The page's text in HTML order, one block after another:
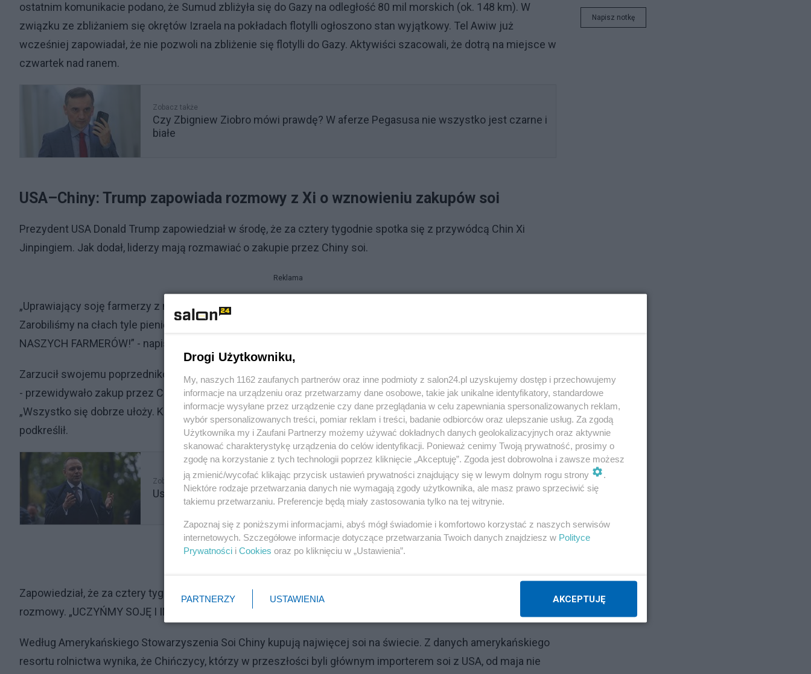
ostatnim komunikacie podano, że Sumud zbliżyła się do Gazy na odległość 80 mil morskich (ok. 148 km). W
związku ze zbliżaniem się okrętów Izraela na pokładach flotylli ogłoszono stan wyjątkowy. Tel Awiw już
wcześniej zapowiadał, że nie pozwoli na zbliżenie się flotylli do Gazy. Aktywiści szacowali, że dotrą na miejsce w
czwartek nad ranem.
Zobacz także
Czy Zbigniew Ziobro mówi prawdę? W aferze Pegasusa nie wszystko jest czarne i
białe
USA–Chiny: Trump zapowiada rozmowy z Xi o wznowieniu zakupów soi
Prezydent USA Donald Trump zapowiedział w środę, że za cztery tygodnie spotka się z przywódcą Chin Xi
Jinpingiem. Jak dodał, liderzy mają rozmawiać o zakupie przez Chiny soi.
Reklama
„Uprawiający soję farmerzy z naszego kraju cierpią, bo Chiny nie kupują tylko z powodu »negocjacji«.
Zarobiliśmy na cłach tyle pieniędzy, że niewielką część z nich damy naszym farmerom. NIGDY NIE ZAWIODĘ
NASZYCH FARMERÓW!” - napisał w serwisie Truth Social Trump.
Zarzucił swojemu poprzednikowi Joe Bidenowi, że nie wyegzekwował porozumienia z Chinami, które - jak dodał
- przewidywało zakup przez Chińczyków produktów rolnych, zwłaszcza soi, o wartości miliardów dolarów.
„Wszystko się dobrze ułoży. KOCHAM NASZYCH PATRIOTÓW, A KAŻDY FARMER WŁAŚNIE NIM JEST!” -
podkreślił.
Zobacz także
Ustawa przeciw banderyzmowi jak płachta na byka. Ukraina grozi odwetem
Zapowiedział, że za cztery tygodnie spotka się z przywódcą Chin, a soja ma być głównym tematem ich
rozmowy. „UCZYŃMY SOJĘ I INNE UPRAWY ZNÓW WIELKIMI!” - wezwał Trump.
Według Amerykańskiego Stowarzyszenia Soi Chiny kupują najwięcej soi na świecie. Z danych amerykańskiego
resortu rolnictwa wynika, że Chińczycy, którzy w przeszłości byli głównym importerem soi z USA, od maja nie
Napisz notkę
Drogi Użytkowniku,
My, naszych 1162 zaufanych partnerów oraz inne podmioty z salon24.pl uzyskujemy dostęp i przechowujemy
informacje na urządzeniu oraz przetwarzamy dane osobowe, takie jak unikalne identyfikatory, standardowe
informacje wysyłane przez urządzenie czy dane przeglądania w celu zapewniania spersonalizowanych reklam,
wybór spersonalizowanych treści, pomiar reklam i treści, badanie odbiorców oraz ulepszanie usług. Za zgodą
Użytkownika my i Zaufani Partnerzy możemy używać dokładnych danych geolokalizacyjnych oraz aktywnie
skanować charakterystykę urządzenia do celów identyfikacji. Ponieważ cenimy Twoją prywatność, prosimy o
zgodę na korzystanie z tych technologii poprzez kliknięcie „Akceptuję”. Zgoda jest dobrowolna i zawsze możesz
ją zmienić/wycofać klikając przycisk ustawień prywatności znajdujący się w lewym dolnym rogu strony
.
Niektóre rodzaje przetwarzania danych nie wymagają zgody użytkownika, ale masz prawo sprzeciwić się
takiemu przetwarzaniu. Preferencje będą miały zastosowania tylko na tej witrynie.
Zapoznaj się z poniższymi informacjami, abyś mógł świadomie i komfortowo korzystać z naszych serwisów
internetowych. Szczegółowe informacje dotyczące przetwarzania Twoich danych znajdziesz w Polityce
Prywatności i Cookies oraz po kliknięciu w „Ustawienia”.
PARTNERZY USTAWIENIA AKCEPTUJĘ